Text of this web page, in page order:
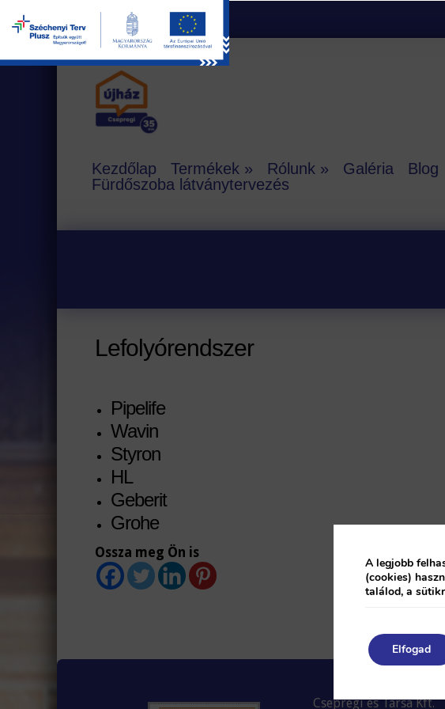
Kezdőlap Termékek Rólunk Galéria Blog
Fürdőszoba látványtervezés
Lefolyórendszer
Pipelife
Wavin
Styron
HL
Geberit
Grohe
Ossza meg Ön is
Csepregi és Társa Kft.
A legjobb
(cookies)
találod, a
Elfogad